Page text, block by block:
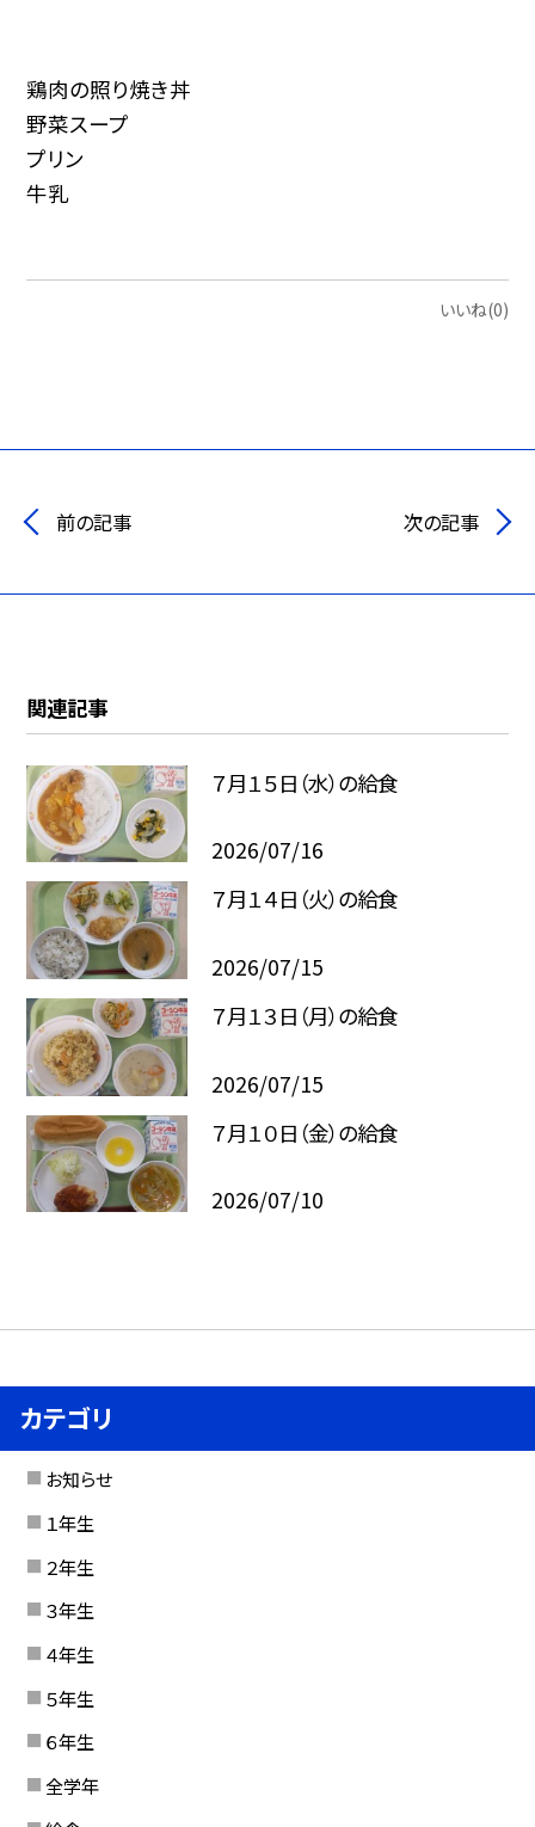
鶏肉の照り焼き丼
野菜スープ
プリン
牛乳
いいね(0)
前の記事 次の記事
関連記事
７月１５日（水）の給食
2026/07/16
７月１４日（火）の給食
2026/07/15
７月１３日（月）の給食
2026/07/15
７月１０日（金）の給食
2026/07/10
カテゴリ
お知らせ
１年生
２年生
３年生
４年生
５年生
６年生
全学年